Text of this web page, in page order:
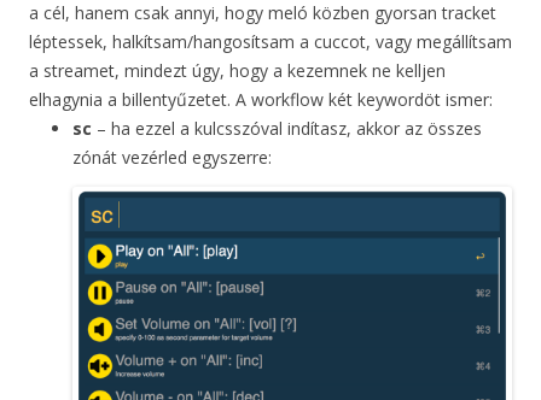
a cél, hanem csak annyi, hogy meló közben gyorsan tracket
léptessek, halkítsam/hangosítsam a cuccot, vagy megállítsam
a streamet, mindezt úgy, hogy a kezemnek ne kelljen
elhagynia a billentyűzetet. A workflow két keywordöt ismer:
sc – ha ezzel a kulcsszóval indítasz, akkor az összes
zónát vezérled egyszerre: